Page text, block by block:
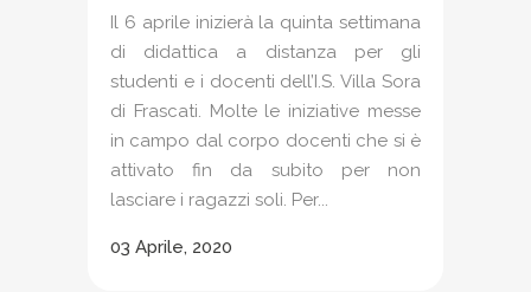
Il 6 aprile inizierà la quinta settimana
di didattica a distanza per gli
studenti e i docenti dell’I.S. Villa Sora
di Frascati. Molte le iniziative messe
in campo dal corpo docenti che si è
attivato fin da subito per non
lasciare i ragazzi soli. Per...
03 Aprile, 2020